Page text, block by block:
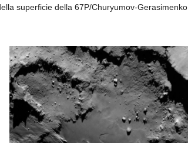
superficie della 67P/Churyumov-Gerasimenko